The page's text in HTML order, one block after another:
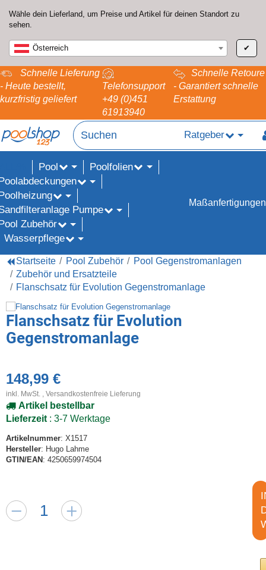
Wähle dein Lieferland, um Preise und Artikel für deinen Standort zu
sehen.
Österreich ✔
Schnelle Lieferung
- Heute bestellt,
kurzfristig geliefert
Telefonsupport
+49 (0)451
61913940
Schnelle Retoure
- Garantiert schnelle
Erstattung
Ratgeber
Pool
Poolfolien
Pumpe
Zubehör
Wasserpflege
Maßanfertigungen
Startseite Pool Zubehör
Pool Gegenstromanlagen
Zubehör und Ersatzteile
Flanschsatz für Evolution Gegenstromanlage
Flanschsatz für Evolution
Gegenstromanlage
148,99 €
inkl. MwSt. , Versandkostenfreie Lieferung
Artikel bestellbar
Lieferzeit : 3-7 Werktage
Artikelnummer: X1517
Hersteller: Hugo Lahme
GTIN/EAN : 4250659974504